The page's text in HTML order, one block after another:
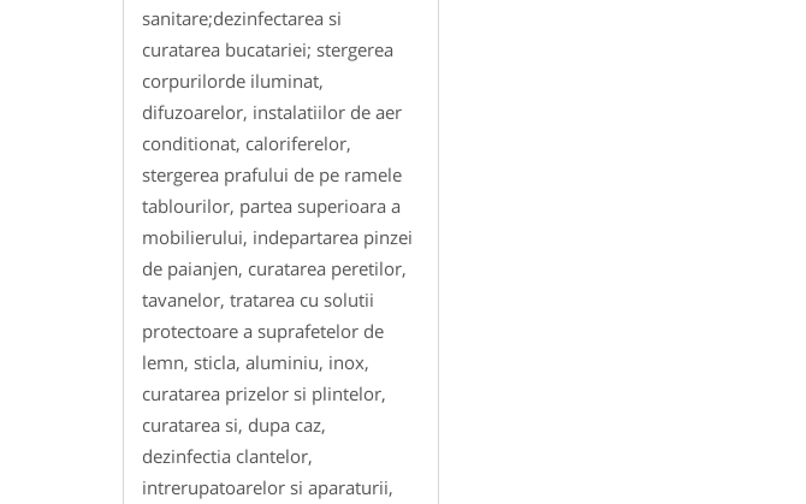
sanitare;dezinfectarea si
curatarea bucatariei; stergerea
corpurilorde iluminat,
difuzoarelor, instalatiilor de aer
conditionat, caloriferelor,
stergerea prafului de pe ramele
tablourilor, partea superioara a
mobilierului, indepartarea pinzei
de paianjen, curatarea peretilor,
tavanelor, tratarea cu solutii
protectoare a suprafetelor de
lemn, sticla, aluminiu, inox,
curatarea prizelor si plintelor,
curatarea si, dupa caz,
dezinfectia clantelor,
intrerupatoarelor si aparaturii,